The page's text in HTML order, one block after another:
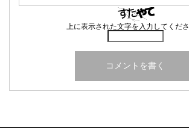
上に表示された文字を入力してくださ